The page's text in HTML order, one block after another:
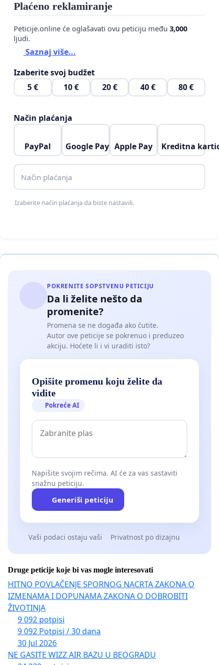
Plaćeno reklamiranje
Peticije.online će oglašavati ovu peticiju među 3,000
ljudi.
Saznaj više...
Izaberite svoj budžet
5 €
10 € 20 € 40 € 80 €
Način plaćanja
PayPal Google Pay Apple Pay Kreditna
Način plaćanja
Izaberite način plaćanja da biste nastavili.
POKRENITE SOPSTVENU PETICIJU
Da li želite nešto da
promenite?
Promena se ne događa ako ćutite.
Autor ove peticije se pokrenuo i preduzeo
akciju. Hoćete li i vi uraditi isto?
Opišite promenu koju želite da
vidite
Pokreće AI
Napišite svojim rečima. AI će za vas sastaviti
snažnu peticiju.
Generiši peticiju
Vaši podaci ostaju vaši Privatnost po dizajnu
Druge peticije koje bi vas mogle interesovati
HITNO POVLAČENJE SPORNOG NACRTA ZAKONA O
IZMENAMA I DOPUNAMA ZAKONA O DOBROBITI
ŽIVOTINJA
9 092 potpisi
9 092 Potpisi / 30 dana
30 Jul 2026
NE GASITE WIZZ AIR BAZU U BEOGRADU